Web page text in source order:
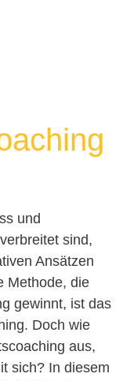
und
sind,
Ansätzen
Methode, die
gewinnt, ist das
Doch wie
aus,
sich? In diesem